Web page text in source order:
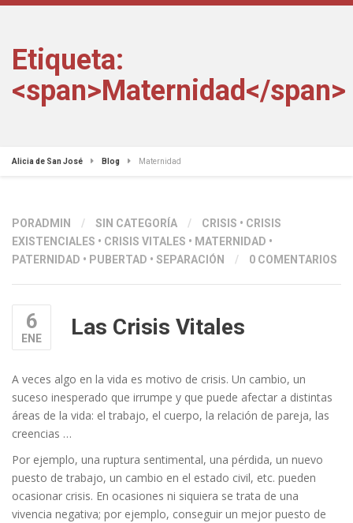
Etiqueta:
<span>Maternidad</span>
Alicia de San José Blog Maternidad
PORADMIN / SIN CATEGORÍA / CRISIS • CRISIS
EXISTENCIALES • CRISIS VITALES • MATERNIDAD •
PATERNIDAD • PUBERTAD • SEPARACIÓN / 0 COMENTARIOS
6
ENE Las Crisis Vitales
A veces algo en la vida es motivo de crisis. Un cambio, un
suceso inesperado que irrumpe y que puede afectar a distintas
áreas de la vida: el trabajo, el cuerpo, la relación de pareja, las
creencias …
Por ejemplo, una ruptura sentimental, una pérdida, un nuevo
puesto de trabajo, un cambio en el estado civil, etc. pueden
ocasionar crisis. En ocasiones ni siquiera se trata de una
vivencia negativa; por ejemplo, conseguir un mejor puesto de